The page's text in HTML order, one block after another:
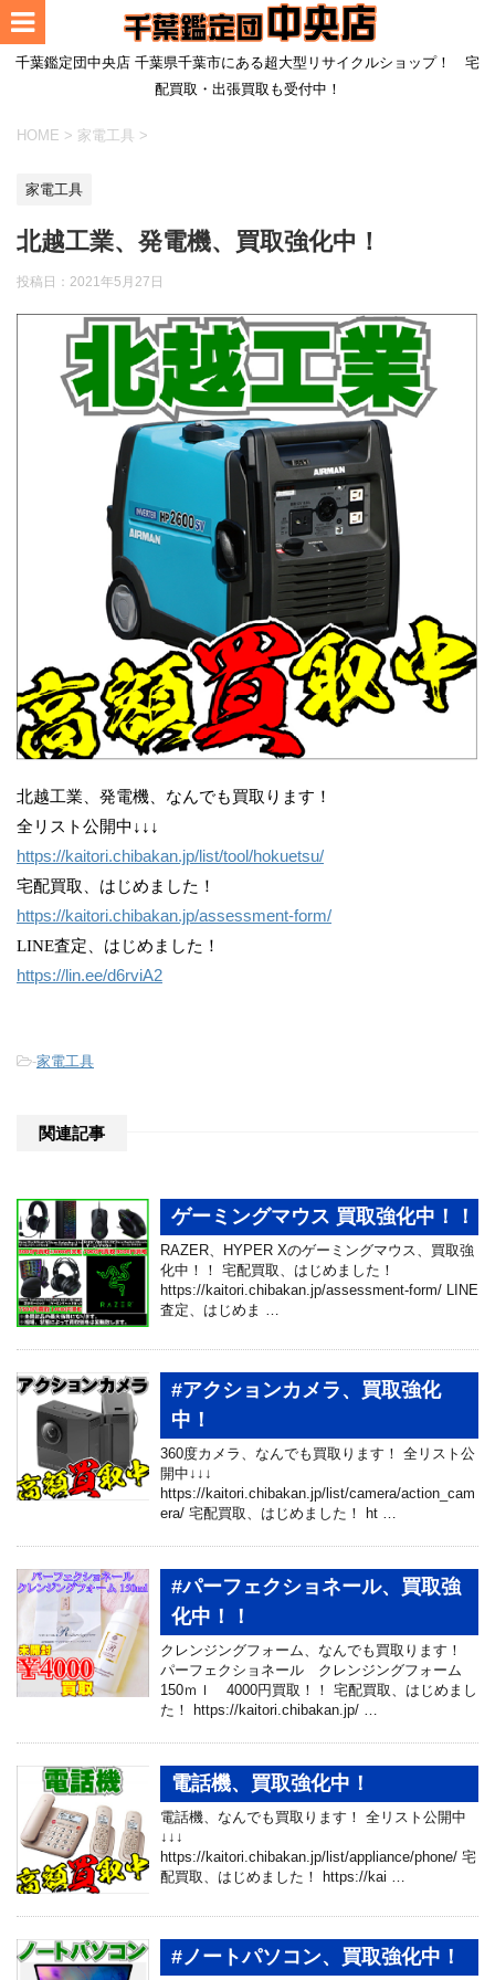
千葉鑑定団中央店 千葉県千葉市にある超大型リサイクルショップ！ 宅
配買取・出張買取も受付中！
HOME > 家電工具 >
家電工具
北越工業、発電機、買取強化中！
投稿日： 2021年5月27日
北越工業、発電機、なんでも買取ります！
全リスト公開中↓↓↓
https://kaitori.chibakan.jp/list/tool/hokuetsu/
宅配買取、はじめました！
https://kaitori.chibakan.jp/assessment-form/
LINE査定、はじめました！
https://lin.ee/d6rviA2
-家電工具
関連記事
ゲーミングマウス 買取強化中！！
RAZER、HYPER Xのゲーミングマウス、買取強
化中！！ 宅配買取、はじめました！
https://kaitori.chibakan.jp/assessment-form/ LINE
査定、はじめま …
#アクションカメラ、買取強化
中！
360度カメラ、なんでも買取ります！ 全リスト公
開中↓↓↓
https://kaitori.chibakan.jp/list/camera/action_cam
era/ 宅配買取、はじめました！ ht …
#パーフェクショネール、買取強
化中！！
クレンジングフォーム、なんでも買取ります！
パーフェクショネール クレンジングフォーム
150ｍｌ 4000円買取！！ 宅配買取、はじめまし
た！ https://kaitori.chibakan.jp/ …
電話機、買取強化中！
電話機、なんでも買取ります！ 全リスト公開中
↓↓↓
https://kaitori.chibakan.jp/list/appliance/phone/ 宅
配買取、はじめました！ https://kai …
#ノートパソコン、買取強化中！